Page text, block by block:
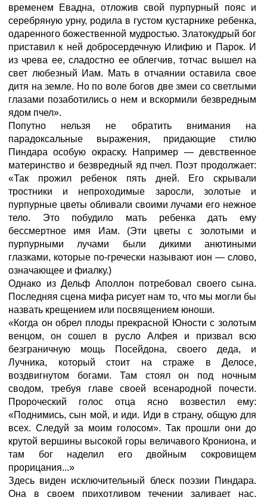
временем Евадна, отложив свой пурпурный пояс и
серебряную урну, родила в густом кустарнике ребенка,
одаренного божественной мудростью. Златокудрый бог
приставил к ней добросердечную Илифию и Парок. И
из чрева ее, сладостно ее облегчив, тотчас вышел на
свет любезный Иам. Мать в отчаянии оставила свое
дитя на земле. Но по воле богов две змеи со светлыми
глазами позаботились о нем и вскормили безвредным
ядом пчел».
Попутно нельзя не обратить внимания на
парадоксальные выражения, придающие стилю
Пиндара особую окраску. Например — девственное
материнство и безвредный яд пчел. Поэт продолжает:
«Так прожил ребенок пять дней. Его скрывали
тростники и непроходимые заросли, золотые и
пурпурные цветы обливали своими лучами его нежное
тело. Это побудило мать ребенка дать ему
бессмертное имя Иам. (Эти цветы с золотыми и
пурпурными лучами были дикими анютиными
глазками, которые по-гречески называют ион — слово,
означающее и фиалку.)
Однако из Дельф Аполлон потребовал своего сына.
Последняя сцена мифа рисует нам то, что мы могли бы
назвать крещением или посвящением юноши.
«Когда он обрел плоды прекрасной Юности с золотым
венцом, он сошел в русло Алфея и призвал всю
безграничную мощь Посейдона, своего деда, и
Лучника, который стоит на страже в Делосе,
воздвигнутом богами. Там стоял он под ночным
сводом, требуя главе своей всенародной почести.
Пророческий голос отца ясно возвестил ему:
«Поднимись, сын мой, и иди. Иди в страну, общую для
всех. Следуй за моим голосом». Так прошли они до
крутой вершины высокой горы величавого Крониона, и
там бог наделил его двойным сокровищем
прорицания...»
Здесь виден исключительный блеск поэзии Пиндара.
Она в своем прихотливом течении заливает нас,